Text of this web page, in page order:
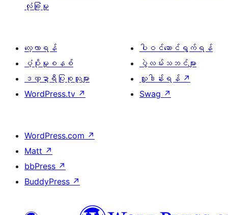
လုံခြုံမှု
လေ့လာရန်
ပံ့ပိုးမှုစနစ်
ဒဏ္ဍာရီပြုစုသူများ
WordPress.tv ↗
ပါဝင်ဆောင်ရွက်ရန်
ပွဲလမ်းသဘင်များ
လှူဒါန်းရန် ↗
Swag ↗
WordPress.com ↗
Matt ↗
bbPress ↗
BuddyPress ↗